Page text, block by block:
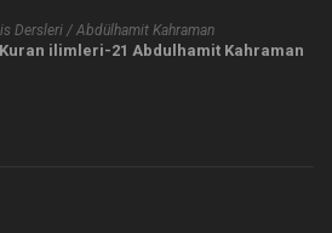
Dersleri / Abdülhamit Kahraman
ilimleri-21 Abdulhamit Kahraman